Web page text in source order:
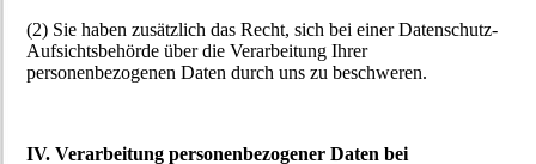
(2) Sie haben zusätzlich das Recht, sich bei einer Datenschutz-
Aufsichtsbehörde über die Verarbeitung Ihrer
personenbezogenen Daten durch uns zu beschweren.
IV. Verarbeitung personenbezogener Daten bei